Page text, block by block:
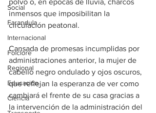
Social
Farandula
Internacional
Folclore
Regional
Educación
Ciencia
polvo o, en épocas de lluvia, charcos
inmensos que imposibilitan la
circulación peatonal.
Cansada de promesas incumplidas por
administraciones anterior, la mujer de
cabello negro ondulado y ojos oscuros,
que reflejan la esperanza de ver como
cambiará el frente de su casa gracias a
la intervención de la administración del